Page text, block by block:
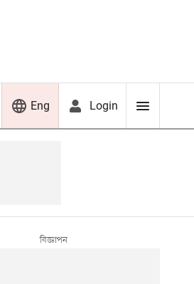
Eng Login